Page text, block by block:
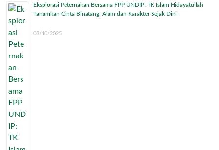
Eksplorasi Peternakan Bersama FPP UNDIP: TK Islam Hidayatullah
Tanamkan Cinta Binatang, Alam dan Karakter Sejak Dini
08/10/2025